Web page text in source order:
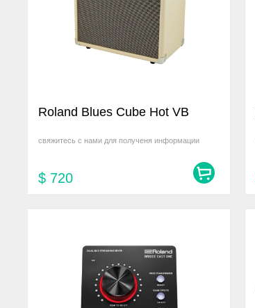
Roland Blues Cube Hot VB
свяжитесь с нами для полученя информации
$ 720